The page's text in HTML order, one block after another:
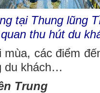
tại Thung lũng
thu hút du
mùa, các điểm
du khách…
Trung